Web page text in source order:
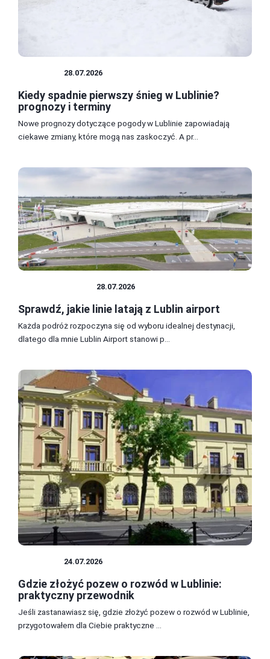
28.07.2026
Kiedy spadnie pierwszy śnieg w Lublinie?
prognozy i terminy
Nowe prognozy dotyczące pogody w Lublinie zapowiadają
ciekawe zmiany, które mogą nas zaskoczyć. A pr...
28.07.2026
Sprawdź, jakie linie latają z Lublin airport
Każda podróż rozpoczyna się od wyboru idealnej destynacji,
dlatego dla mnie Lublin Airport stanowi p...
24.07.2026
Gdzie złożyć pozew o rozwód w Lublinie:
praktyczny przewodnik
Jeśli zastanawiasz się, gdzie złożyć pozew o rozwód w Lublinie,
przygotowałem dla Ciebie praktyczne ...